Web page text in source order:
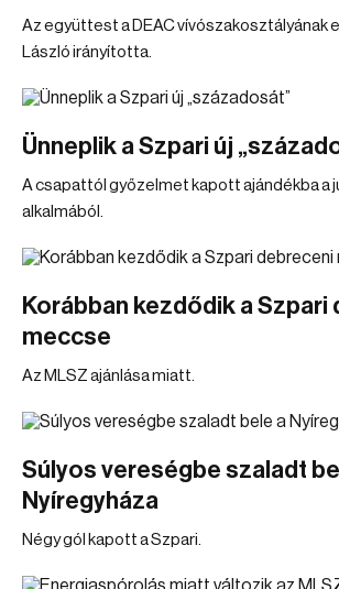
Az együttest a DEAC vívószakosztályának
László irányította.
Ünneplik a Szpari új
A csapattól győzelmet kapott ajándékba a
alkalmából.
Korábban kezdődik a Szpari
meccse
Az MLSZ ajánlása miatt.
Súlyos vereségbe szaladt
Nyíregyháza
Négy gól kapott a Szpari.